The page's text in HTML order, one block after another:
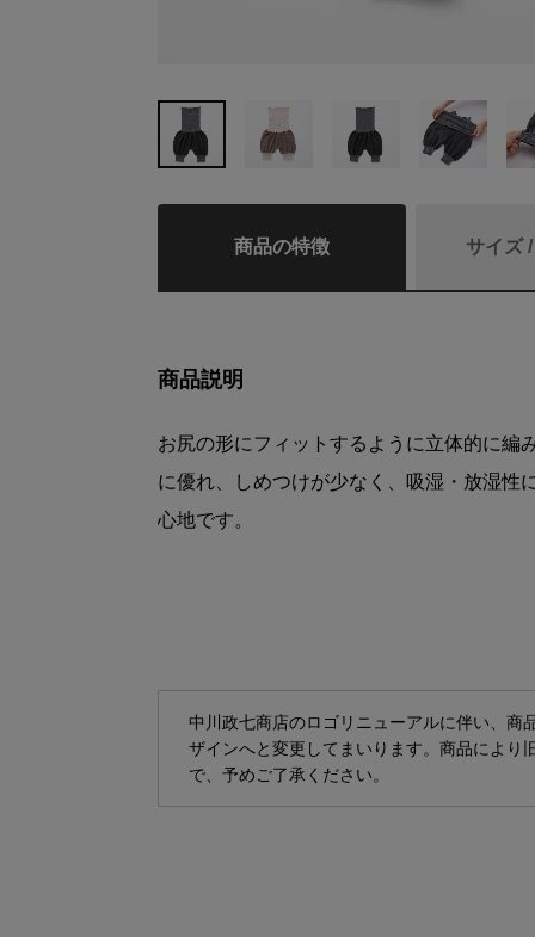
商品の特徴 サイズ
商品説明
お尻の形にフィットするように立体的に編
に優れ、しめつけが少なく、吸湿・放湿性
心地です。
中川政七商店のロゴリニューアルに伴い、商
ザインへと変更してまいります。商品により
で、予めご了承ください。